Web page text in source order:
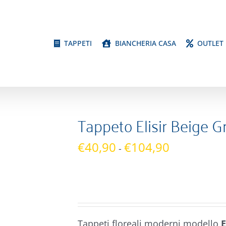
TAPPETI BIANCHERIA CASA OUTLET
Tappeto Elisir Beige
€40,90 - €104,90
Tappeti floreali moderni modello